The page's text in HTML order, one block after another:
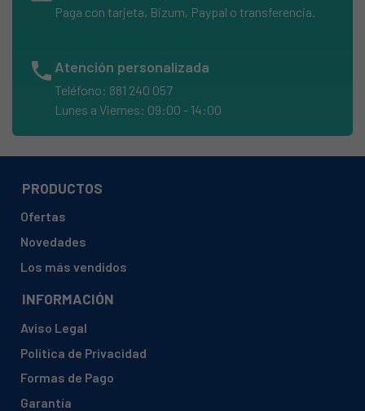
Paga con tarjeta, Bizum, Paypal o transferencia.
phone Atención personalizada
Teléfono: 881 240 057
Lunes a Viernes: 09:00 - 14:00
PRODUCTOS
Ofertas
Novedades
Los más vendidos
INFORMACIÓN
Aviso Legal
Política de Privacidad
Formas de Pago
Garantía